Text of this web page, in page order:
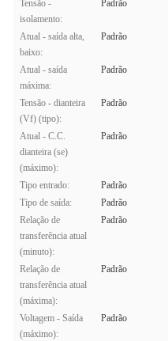
Tensão -
isolamento:
Padrão
Atual - saída alta,
baixo:
Padrão
Atual - saída
máxima:
Padrão
Tensão - dianteira
(Vf) (tipo):
Padrão
Atual - C.C.
dianteira (se)
(máximo):
Padrão
Tipo entrado:
Padrão
Tipo de saída:
Padrão
Relação de
transferência atual
(minuto):
Padrão
Relação de
transferência atual
(máxima):
Padrão
Voltagem - Saída
(máximo):
Padrão